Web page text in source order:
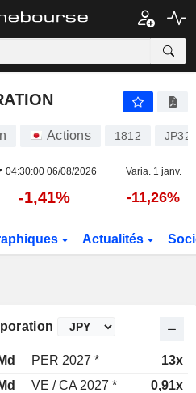
Actions 1812
04:30:00 06/08/2026 Varia. 1 janv.
-1,41% -11,26%
Actualités
PER 2027 *
13x
VE / CA 2027 *
0,91x